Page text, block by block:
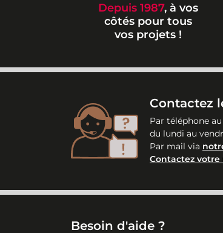
Depuis 1987, à vos
côtés pour tous
vos projets !
Contactez
Par téléphone au
du lundi au
Par mail via
Contactez votre
Besoin d'aide ?